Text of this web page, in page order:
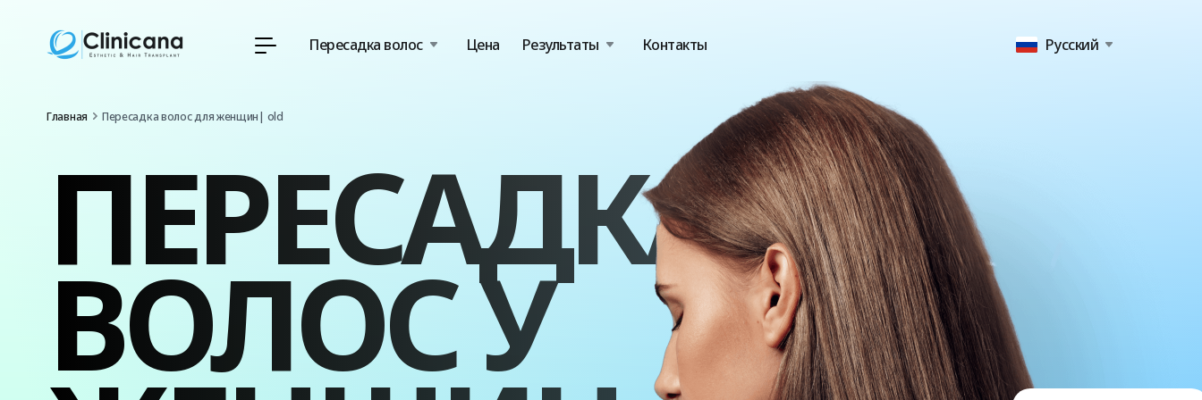
Пересадка волос Цена Результаты Контакты Русский
Главная Пересадка волос для женщин| old
ПЕРЕСАДКА
ВОЛОС У